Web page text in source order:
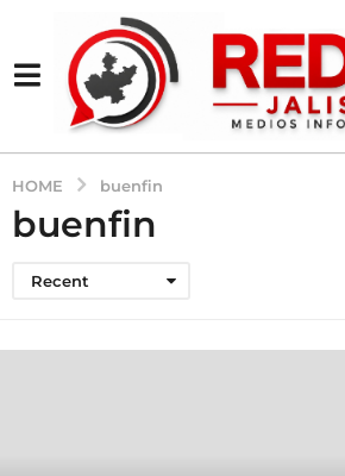
HOME buenfin
buenfin
Recent